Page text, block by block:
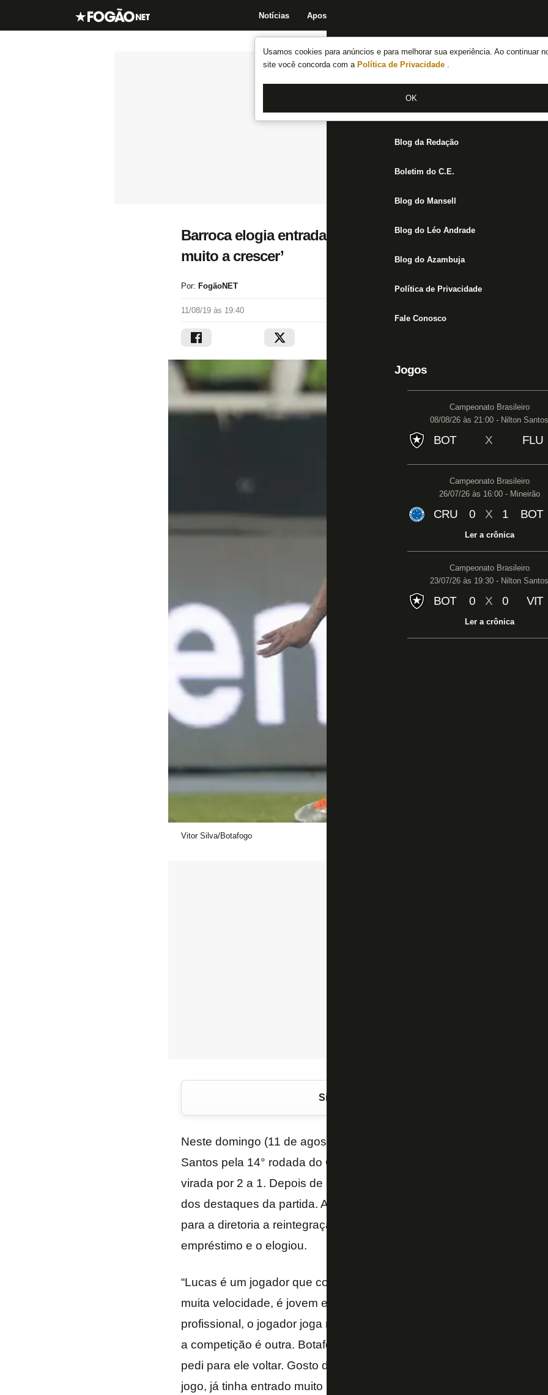
Usamos cookies para anúncios e para melhorar sua experiência. Ao continuar
site você concorda com a Política de Privacidade .
OK
Notícias Apostas
Notícias do Botafogo
Fórum
Jogos
Blog da Redação
Boletim do C.E.
Blog do Mansell
Blog do Léo Andrade
Blog do Azambuja
Política de Privacidade
Fale Conosco
Jogos
Campeonato Brasileiro
08/08/26 às 21:00 - Nilton Santos
BOT X FLU
Campeonato Brasileiro
26/07/26 às 16:00 - Mineirão
CRU 0 X 1 BOT
Ler a crônica
Campeonato Brasileiro
23/07/26 às 19:30 - Nilton Santos
BOT 0 X 0 VIT
Ler a crônica
Barroca elogia entrada de Lucas Campos: ‘Gosto dele,
muito a crescer’
Por: FogãoNET
11/08/19 às 19:40
Vitor Silva/Botafogo
Siga o FogãoNET
Neste domingo (11 de agosto), o Botafogo recebeu o Athletico-PR no
Santos pela 14° rodada do Campeonato Brasileiro e saiu de campo
virada por 2 a 1. Depois de entrar na segunda etapa, o atacante
dos destaques da partida. Após a partida, o técnico Eduardo
para a diretoria a reintegração do atleta ao elenco alvinegro depois
empréstimo e o elogiou.
“Lucas é um jogador que conheço muito bem, jogou comigo três
muita velocidade, é jovem e promissor. No processo de transição da
profissional, o jogador joga muito na base, sempre foi protagonista,
a competição é outra. Botafogo fez a coisa certa, botou ele para
pedi para ele voltar. Gosto dele, confio e tem muito a crescer. Entrou
jogo, já tinha entrado muito bem contra o CSA. Fico feliz”, disse o